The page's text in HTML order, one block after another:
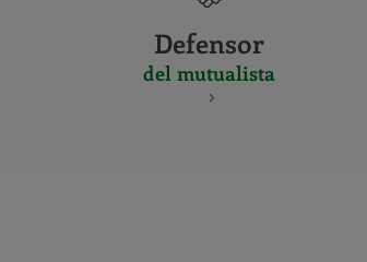
Defensor
del mutualista